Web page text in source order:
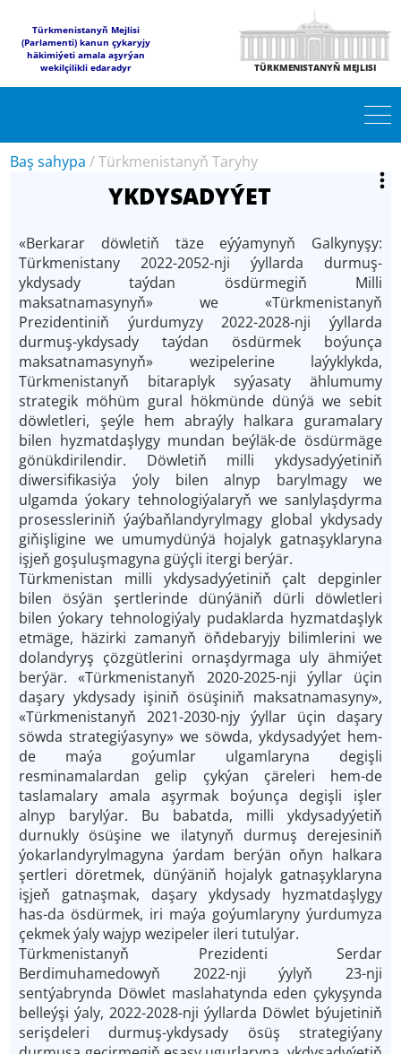
Türkmenistanyň Mejlisi
(Parlamenti) kanun çykaryjy
häkimiýeti amala aşyrýan
wekilçilikli edaradyr
TÜRKMENISTANYŇ MEJLISI
Baş sahypa /Türkmenistanyň Taryhy
YKDYSADYÝET
«Berkarar döwletiň täze eýýamynyň Galkynyşy:
Türkmenistany 2022-2052-nji ýyllarda durmuş-
ykdysady taýdan ösdürmegiň Milli
maksatnamasynyň» we «Türkmenistanyň
Prezidentiniň ýurdumyzy 2022-2028-nji ýyllarda
durmuş-ykdysady taýdan ösdürmek boýunça
maksatnamasynyň» wezipelerine laýyklykda,
Türkmenistanyň bitaraplyk syýasaty ählumumy
strategik möhüm gural hökmünde dünýä we sebit
döwletleri, şeýle hem abraýly halkara guramalary
bilen hyzmatdaşlygy mundan beýläk-de ösdürmäge
gönükdirilendir. Döwletiň milli ykdysadyýetiniň
diwersifikasiýa ýoly bilen alnyp barylmagy we
ulgamda ýokary tehnologiýalaryň we sanlylaşdyrma
prosessleriniň ýaýbaňlandyrylmagy global ykdysady
giňişligine we umumydünýä hojalyk gatnaşyklaryna
işjeň goşuluşmagyna güýçli itergi berýär.
Türkmenistan milli ykdysadyýetiniň çalt depginler
bilen ösýän şertlerinde dünýäniň dürli döwletleri
bilen ýokary tehnologiýaly pudaklarda hyzmatdaşlyk
etmäge, häzirki zamanyň öňdebaryjy bilimlerini we
dolandyryş çözgütlerini ornaşdyrmaga uly ähmiýet
berýär. «Türkmenistanyň 2020-2025-nji ýyllar üçin
daşary ykdysady işiniň ösüşiniň maksatnamasyny»,
«Türkmenistanyň 2021-2030-njy ýyllar üçin daşary
söwda strategiýasyny» we söwda, ykdysadyýet hem-
de maýa goýumlar ulgamlaryna degişli
resminamalardan gelip çykýan çäreleri hem-de
taslamalary amala aşyrmak boýunça degişli işler
alnyp barylýar. Bu babatda, milli ykdysadyýetiň
durnukly ösüşine we ilatynyň durmuş derejesiniň
ýokarlandyrylmagyna ýardam berýän oňyn halkara
şertleri döretmek, dünýäniň hojalyk gatnaşyklaryna
işjeň gatnaşmak, daşary ykdysady hyzmatdaşlygy
has-da ösdürmek, iri maýa goýumlaryny ýurdumyza
çekmek ýaly wajyp wezipeler ileri tutulýar.
Türkmenistanyň Prezidenti Serdar
Berdimuhamedowyň 2022-nji ýylyň 23-nji
sentýabrynda Döwlet maslahatynda eden çykyşynda
belleýşi ýaly, 2022-2028-nji ýyllarda Döwlet býujetiniň
serişdeleri durmuş-ykdysady ösüş strategiýany